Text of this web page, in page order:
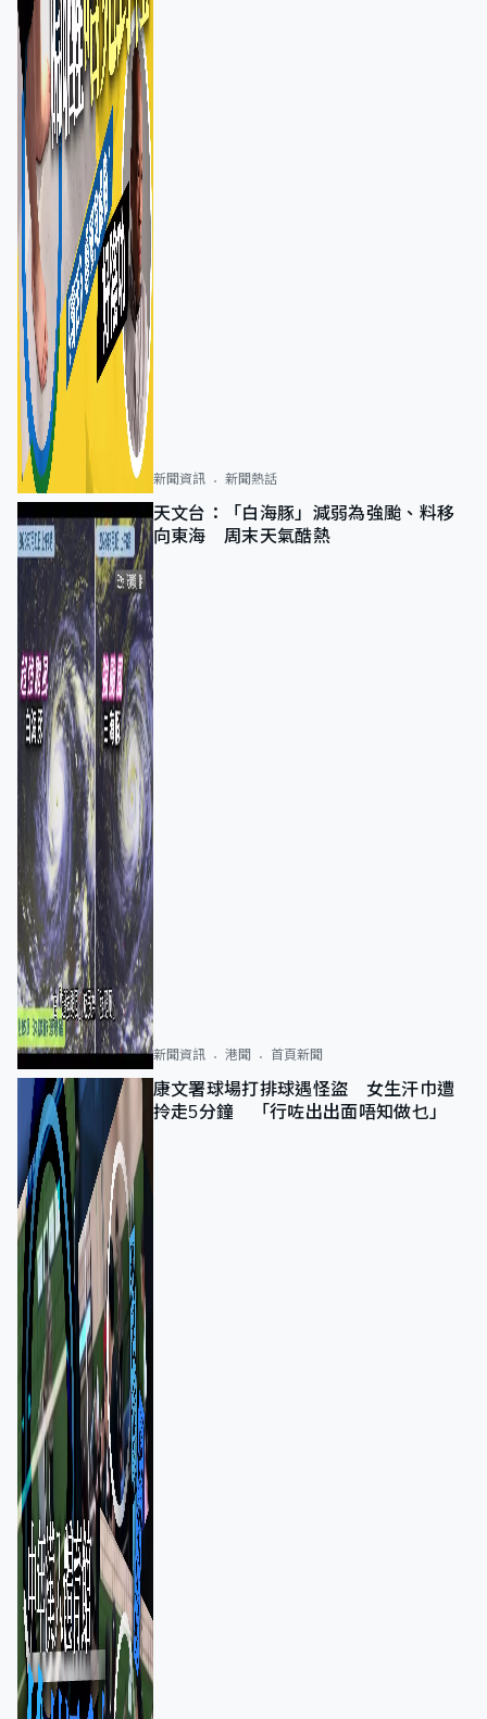
新聞資訊 新聞熱話
天文台：「白海豚」減弱為強颱、料移
向東海 周末天氣酷熱
新聞資訊 港聞 首頁新聞
康文署球場打排球遇怪盜 女生汗巾遭
拎走5分鐘 「行咗出出面唔知做乜」